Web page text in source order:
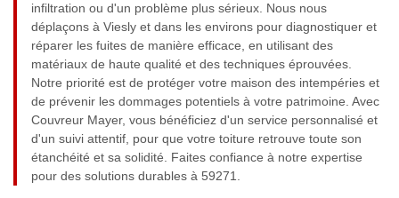
infiltration ou d'un problème plus sérieux. Nous nous
déplaçons à Viesly et dans les environs pour diagnostiquer et
réparer les fuites de manière efficace, en utilisant des
matériaux de haute qualité et des techniques éprouvées.
Notre priorité est de protéger votre maison des intempéries et
de prévenir les dommages potentiels à votre patrimoine. Avec
Couvreur Mayer, vous bénéficiez d'un service personnalisé et
d'un suivi attentif, pour que votre toiture retrouve toute son
étanchéité et sa solidité. Faites confiance à notre expertise
pour des solutions durables à 59271.